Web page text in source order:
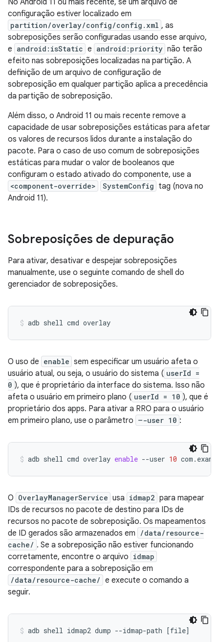
No Android 11 ou mais recente, se um arquivo de
configuração estiver localizado em
partition/overlay/config/config.xml , as
sobreposições serão configuradas usando esse arquivo,
e android:isStatic e android:priority não terão
efeito nas sobreposições localizadas na partição. A
definição de um arquivo de configuração de
sobreposição em qualquer partição aplica a precedência
da partição de sobreposição.
Além disso, o Android 11 ou mais recente remove a
capacidade de usar sobreposições estáticas para afetar
os valores de recursos lidos durante a instalação do
pacote. Para o caso de uso comum de sobreposições
estáticas para mudar o valor de booleanos que
configuram o estado ativado do componente, use a
<component-override> SystemConfig tag (nova no
Android 11).
Sobreposições de depuração
Para ativar, desativar e despejar sobreposições
manualmente, use o seguinte comando de shell do
gerenciador de sobreposições.
adb shell cmd overlay
O uso de enable sem especificar um usuário afeta o
usuário atual, ou seja, o usuário do sistema ( userId =
0 ), que é proprietário da interface do sistema. Isso não
afeta o usuário em primeiro plano ( userId = 10 ), que é
proprietário dos apps. Para ativar a RRO para o usuário
em primeiro plano, use o parâmetro –-user 10 :
adb shell cmd overlay enable --user 10
O OverlayManagerService usa idmap2 para mapear
IDs de recursos no pacote de destino para IDs de
recursos no pacote de sobreposição. Os mapeamentos
de ID gerados são armazenados em
/data/resource-
cache/ . Se a sobreposição não estiver funcionando
corretamente, encontre o arquivo idmap
correspondente para a sobreposição em
/data/resource-cache/ e execute o comando a
seguir.
adb shell idmap2 dump --idmap-path [file]